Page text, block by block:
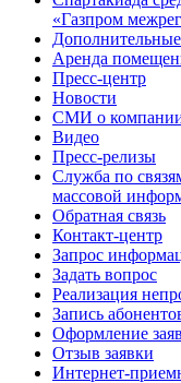
«Газпром
Аренда
Пресс-центр
Новости
СМИ о
Видео
Пресс-релизы
Служба по
массовой
Обратная связь
Контакт-центр
Запрос
Задать вопрос
Реализация
Запись
Оформление
Отзыв заявки
Интернет-